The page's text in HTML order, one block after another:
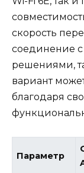
скорость
соединение
решениями,
вариант
благодаря
Параметр